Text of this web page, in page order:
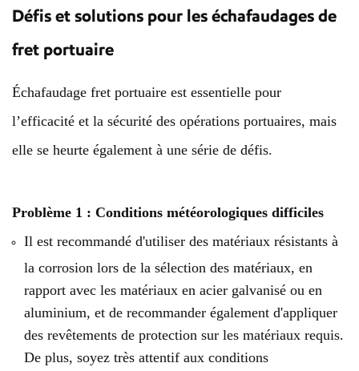
Défis et solutions pour les échafaudages de
fret portuaire
Échafaudage fret portuaire est essentielle pour
l’efficacité et la sécurité des opérations portuaires, mais
elle se heurte également à une série de défis.
Problème 1 : Conditions météorologiques difficiles
Il est recommandé d'utiliser des matériaux résistants à
la corrosion lors de la sélection des matériaux, en
rapport avec les matériaux en acier galvanisé ou en
aluminium, et de recommander également d'appliquer
des revêtements de protection sur les matériaux requis.
De plus, soyez très attentif aux conditions